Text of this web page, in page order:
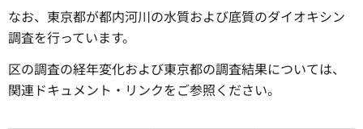
なお、東京都が都内河川の水質および底質のダイオキシン
調査を行っています。
区の調査の経年変化および東京都の調査結果については、
関連ドキュメント・リンクをご参照ください。